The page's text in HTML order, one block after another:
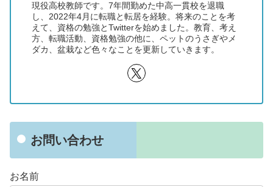
現役高校教師です。7年間勤めた中高一貫校を退職
し、2022年4月に転職と転居を経験。将来のことを考
えて、資格の勉強とTwitterを始めました。教育、考え
方、転職活動、資格勉強の他に、ペットのうさぎやメ
ダカ、盆栽など色々なことを更新していきます。
お問い合わせ
お名前